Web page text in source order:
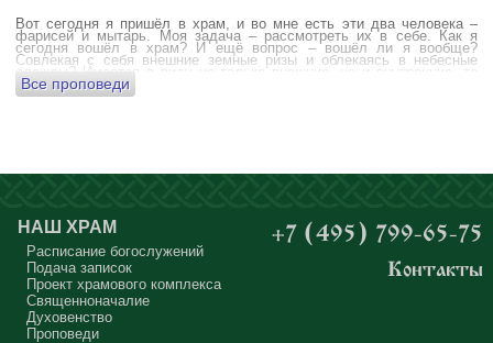
Вот сегодня я пришёл в храм, и во мне есть эти два человека –
фарисей и мытарь. Моя задача – рассмотреть их в себе. Как я
сегодня вошёл в храм? И ещё вопрос – вошёл ли я вообще?
Совлекая с себя внешние земные ризы и облекаясь в небесные
одежды? Имеется в виду не только внешние, но и внутренние, то
есть помыслы.
сердца?
Бог открыл помыслы людей, стоящих в храме, и он ужаснулся
тому, что никто из них не молится – ни один человек, кроме одного
мальчика. Мысли у людей о чём угодно: о работе, о молодой жене
или возлюбленной, о детях, о долгах, о футбольном матче, о
путешествиях, о скором отпуске, о билетах, о машине, об одежде, о
том, что будет после службы, где я буду обедать, куда пойду, что
подарить, что подарят, что я посмотрю, что, может быть, почитаю...
Где здесь место для Бога?
Все проповеди
НАШ ХРАМ
Расписание богослужений
Подача записок
Проект храмового комплекса
Священноначалие
Духовенство
Проповеди
+7 (495) 799-65-75
Контакты